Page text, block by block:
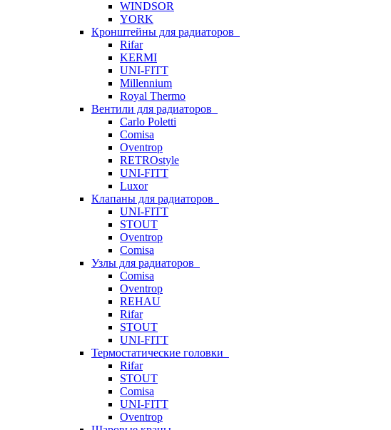
WINDSOR
YORK
Кронштейны для радиаторов
Rifar
KERMI
UNI-FITT
Millennium
Royal Thermo
Вентили для радиаторов
Carlo Poletti
Comisa
Oventrop
RETROstyle
UNI-FITT
Luxor
Клапаны для радиаторов
UNI-FITT
STOUT
Oventrop
Comisa
Узлы для радиаторов
Comisa
Oventrop
REHAU
Rifar
STOUT
UNI-FITT
Термостатические головки
Rifar
STOUT
Comisa
UNI-FITT
Oventrop